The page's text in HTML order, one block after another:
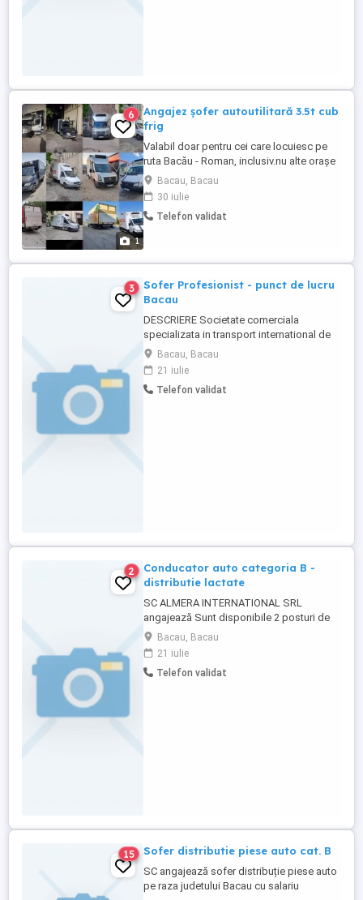
1
6
Angajez șofer autoutilitară 3.5t cub
frig
Valabil doar pentru cei care locuiesc pe
ruta Bacău - Roman, inclusiv.nu alte orașe
ca nu va convine sa faceți navetă. Ofer
spre angajare un post de șofer pe
autoutilitară 3.5t cub frigorific cu lift.
Contract fix, se încarcă de la depozit din
Bacau, Bacau
30 iulie
Telefon validat
3
Sofer Profesionist - punct de lucru
Bacau
DESCRIERE Societate comerciala
specializata in transport international de
marfuri si logistica in transport, angajeaza
soferi profesionisti din judetul Bacau
pentru transport intern, autovehicule > 12
tone. Descrierea jobului - livreaza si ridica
Bacau, Bacau
21 iulie
Telefon validat
2
Conducator auto categoria B -
distributie lactate
SC ALMERA INTERNATIONAL SRL
angajează Sunt disponibile 2 posturi de
conducător auto, categoria B, pentru
distribuția produselor lactate în zona
Moldovei. Cerințe: permis de conducere
categoria B; seriozitate, responsabilitate
Bacau, Bacau
21 iulie
Telefon validat
15 Sofer distributie piese auto cat. B
SC angajează sofer distribuție piese auto
pe raza judetului Bacau cu salariu